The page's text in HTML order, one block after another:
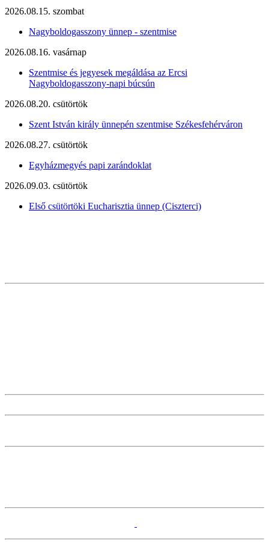
2026.08.15. szombat
Nagyboldogasszony ünnep - szentmise
2026.08.16. vasárnap
Szentmise és jegyesek megáldása az Ercsi
Nagyboldogasszony-napi búcsún
2026.08.20. csütörtök
Szent István király ünnepén szentmise Székesfehérváron
2026.08.27. csütörtök
Egyházmegyés papi zarándoklat
2026.09.03. csütörtök
Első csütörtöki Eucharisztia ünnep (Ciszterci)